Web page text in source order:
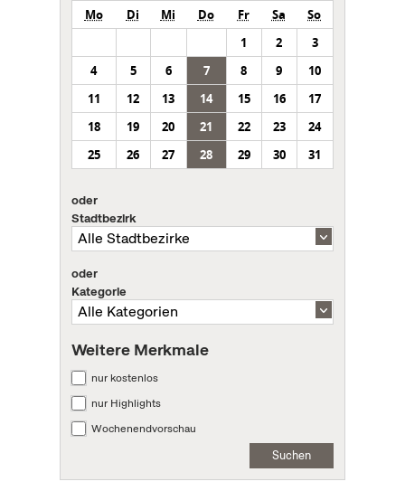
Mo Di Mi Do Fr Sa
So
1
2
3
4
5 6 7 8 9
10
11
12 13 14 15 16
17
18
19 20 21 22 23
24
25
26 27 28 29 30 31
oder
Stadtbezirk
oder
Kategorie
Weitere Merkmale
nur kostenlos
nur Highlights
Wochenendvorschau
Suchen